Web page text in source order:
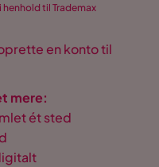
til Trademax
en konto til
mere:
ét sted